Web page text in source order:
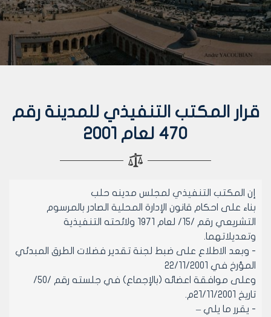
قرار المكتب التنفيذي للمدينة رقم
470 لعام 2001
إن المكتب التنفيذي لمجلس مدينه حلب
بناء على احكام قانون الإدارة المحلية الصادر بالمرسوم
التشريعي رقم /15/ لعام 1971 ولائحته التنفيذية
وتعديلاتهما.
- وبعد الاطلاع على ضبط لجنة تقدير فضلات الطرق المبدئي
المؤرخ في 22/11/2001
وعلى موافقة اعضائه (بالإجماع) في جلسته رقم /50/
تاريخ 21/11/2001م.
- يقرر ما يلي –